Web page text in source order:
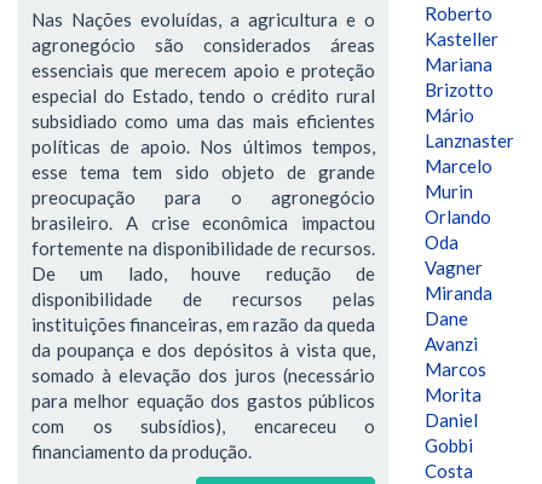
Nas Nações evoluídas, a agricultura e o
agronegócio são considerados áreas
essenciais que merecem apoio e proteção
especial do Estado, tendo o crédito rural
subsidiado como uma das mais eficientes
políticas de apoio. Nos últimos tempos,
esse tema tem sido objeto de grande
preocupação para o agronegócio
brasileiro. A crise econômica impactou
fortemente na disponibilidade de recursos.
De um lado, houve redução de
disponibilidade de recursos pelas
instituições financeiras, em razão da queda
da poupança e dos depósitos à vista que,
somado à elevação dos juros (necessário
para melhor equação dos gastos públicos
com os subsídios), encareceu o
financiamento da produção.
Roberto
Kasteller
Mariana
Brizotto
Mário
Lanznaster
Marcelo
Murin
Orlando
Oda
Vagner
Miranda
Dane
Avanzi
Marcos
Morita
Daniel
Gobbi
Costa